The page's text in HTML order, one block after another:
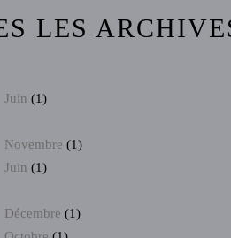
LES
Juin (1)
Novembre (1)
Juin (1)
Décembre (1)